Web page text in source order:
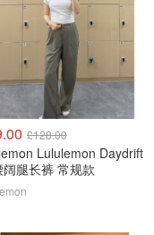
£128.00
Lululemon Daydrift
阔腿长裤 常规款